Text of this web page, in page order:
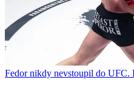
Fedor nikdy nevstoupil do UFC.